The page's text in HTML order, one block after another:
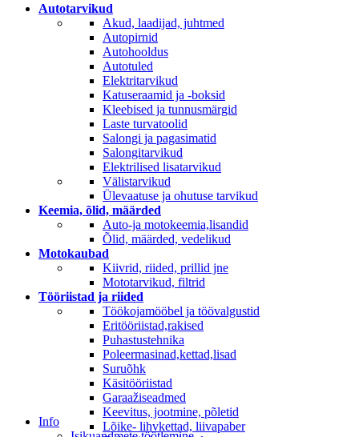
Autotarvikud
Akud, laadijad, juhtmed
Autopirnid
Autohooldus
Autotuled
Elektritarvikud
Katuseraamid ja -boksid
Kleebised ja tunnusmärgid
Laste turvatoolid
Salongi ja pagasimatid
Salongitarvikud
Elektrilised lisatarvikud
Välistarvikud
Ülevaatuse ja ohutuse tarvikud
Keemia, õlid, määrded
Auto-ja motokeemia,lisandid
Õlid, määrded, vedelikud
Motokaubad
Kiivrid, riided, prillid jne
Mototarvikud, filtrid
Tööriistad ja riided
Töökojamööbel ja töövalgustid
Eritööriistad,rakised
Puhastustehnika
Poleermasinad,kettad,lisad
Suruõhk
Käsitööriistad
Garaažiseadmed
Keevitus, jootmine, põletid
Lõike- lihvkettad, liivapaber
Info